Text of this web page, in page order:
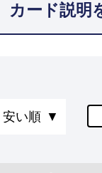
カード説明
い順